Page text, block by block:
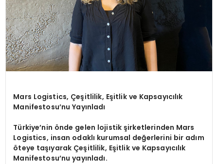
Mars Logistics, Çeşitlilik, Eşitlik ve Kapsayıcılık
Manifestosu’nu Yayınladı
Türkiye’nin önde gelen lojistik şirketlerinden Mars
Logistics, insan odaklı kurumsal değerlerini bir adım
öteye taşıyarak Çeşitlilik, Eşitlik ve Kapsayıcılık
Manifestosu’nu yayınladı.